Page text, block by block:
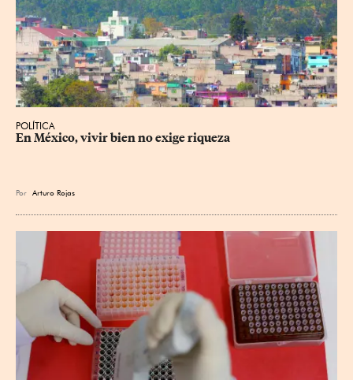
POLÍTICA
En México, vivir bien no exige riqueza
Por Arturo Rojas